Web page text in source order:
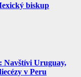
biskup
Navštívi Uruguay,
v Peru